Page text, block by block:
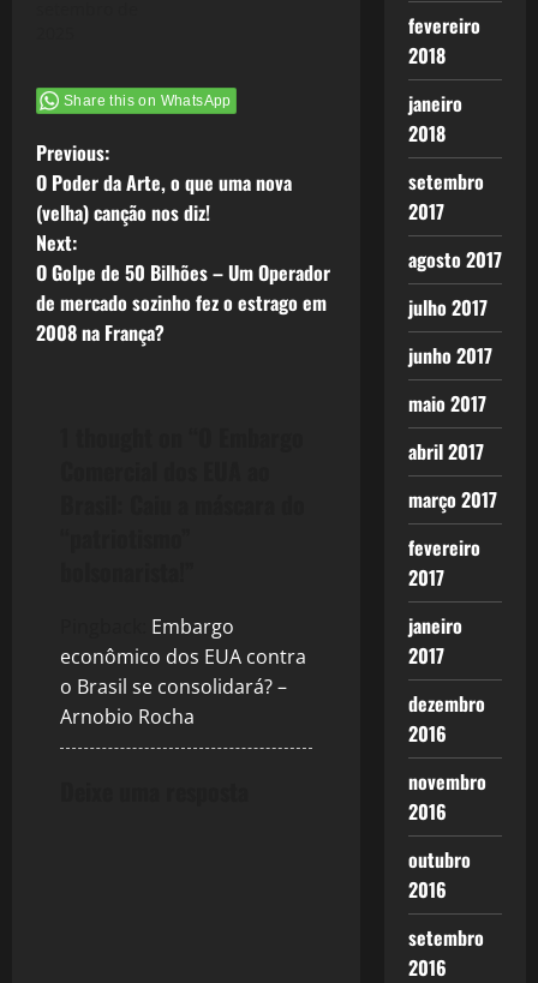
Share this on WhatsApp
P
o
s
t
Previous:
O Poder da Arte, o que uma nova
(velha) canção nos diz!
Next:
O Golpe de 50 Bilhões – Um Operador
de mercado sozinho fez o estrago em
2008 na França?
Embargo
econômico dos EUA contra
o Brasil se consolidará? –
Arnobio Rocha
fevereiro
2018
janeiro
2018
setembro
2017
agosto 2017
julho 2017
junho 2017
maio 2017
abril 2017
março 2017
fevereiro
2017
janeiro
2017
dezembro
2016
novembro
2016
outubro
2016
setembro
2016